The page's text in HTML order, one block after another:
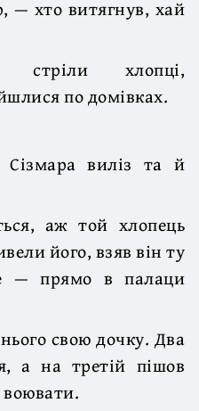
— хто витягнув, хай
стріли хлопці,
по домівках.
виліз та й
аж той хлопець
його, взяв він ту
— прямо в палаци
свою дочку. Два
а на третій пішов
воювати.